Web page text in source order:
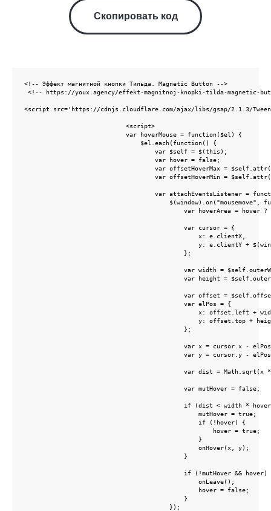
Скопировать код
<!-- Эффект магнитной кнопки Тильда. Magnetic Button -->
<!-- https://youx.agency/effekt-magnitnoj-knopki-tilda-magnetic-
<script src='https://cdnjs.cloudflare.com/ajax/libs/gsap/2.1.3/
                            <script>
                            var hoverMouse = function($el) {
                                $el.each(function() {
                                    var $self = $(this);
                                    var hover = false;
var offsetHoverMax =
var offsetHoverMin =
var attachEventsListener =
$(window).on("mousemove",
var hoverArea = hover
                                            var cursor = {
                                                x: e.clientX,
y: e.clientY +
                                            };
var width =
var height =
var offset =
                                            var elPos = {
x: offset.left +
y: offset.top +
                                            };
var x = cursor.x -
var y = cursor.y -
var dist = Math.sqrt(x
                                            var mutHover = false;
if (dist < width *
                                                mutHover = true;
                                                if (!hover) {
                                                    hover = true;
                                                }
                                                onHover(x, y);
                                            }
if (!mutHover && hover)
                                                onLeave();
                                                hover = false;
                                            }
                                        });